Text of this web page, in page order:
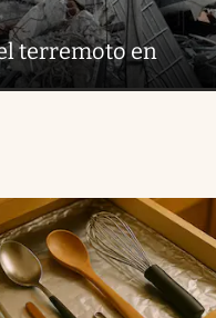
terremoto en